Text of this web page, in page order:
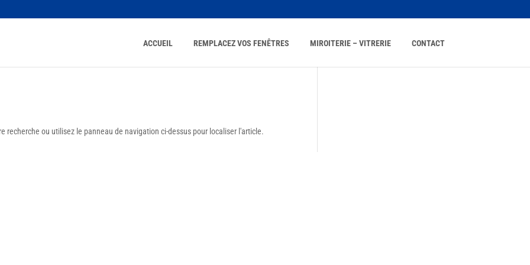
ACCUEIL REMPLACEZ VOS FENÊTRES MIROITERIE – VITRERIE CONTACT
recherche ou utilisez le panneau de navigation ci-dessus pour localiser l'article.